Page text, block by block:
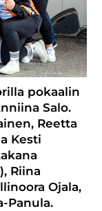
pokaalin
Salo.
Reetta
Kesti
Riina
Ojala,
Panula.